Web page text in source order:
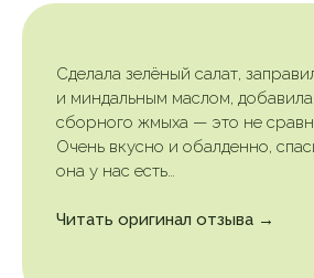
Сделала зелёный салат,
и миндальным маслом,
сборного жмыха — это не
Очень вкусно и обалденно,
она у нас есть…
Читать оригинал отзыва →